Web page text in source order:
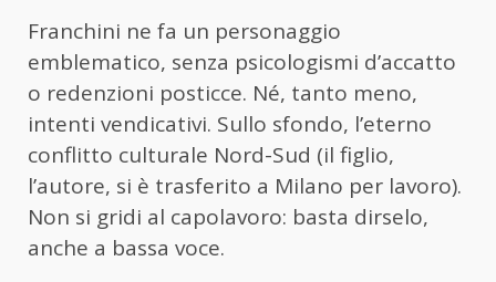
Franchini ne fa un personaggio
emblematico, senza psicologismi d’accatto
o redenzioni posticce. Né, tanto meno,
intenti vendicativi. Sullo sfondo, l’eterno
conflitto culturale Nord-Sud (il figlio,
l’autore, si è trasferito a Milano per lavoro).
Non si gridi al capolavoro: basta dirselo,
anche a bassa voce.